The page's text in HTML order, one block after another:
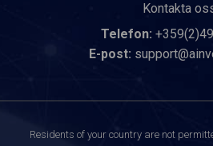
Kontakta
Telefon:
E-post:
Residents of your country are not